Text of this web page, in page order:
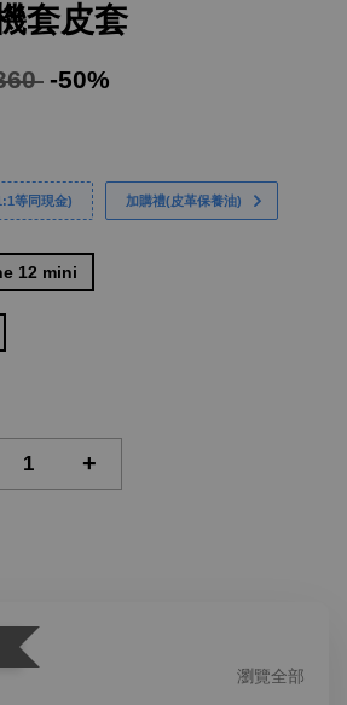
套皮套
-50%
等同現金) 加購禮(皮革保養油)
12 mini
+
瀏覽全部